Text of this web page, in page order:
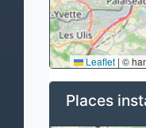
Leaflet | ©
Places